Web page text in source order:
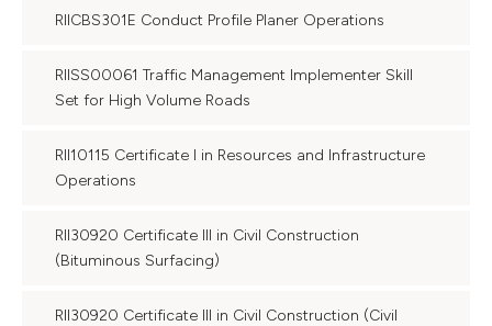
RIICBS301E Conduct Profile Planer Operations
RIISS00061 Traffic Management Implementer Skill
Set for High Volume Roads
RII10115 Certificate I in Resources and Infrastructure
Operations
RII30920 Certificate III in Civil Construction
(Bituminous Surfacing)
RII30920 Certificate III in Civil Construction (Civil